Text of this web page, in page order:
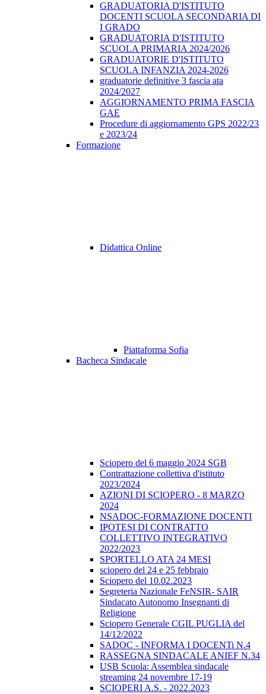
GRADUATORIA D'ISTITUTO
DOCENTI SCUOLA SECONDARIA DI
I GRADO
GRADUATORIA D'ISTITUTO
SCUOLA PRIMARIA 2024/2026
GRADUATORIE D'ISTITUTO
SCUOLA INFANZIA 2024-2026
graduatorie definitive 3 fascia ata
2024/2027
AGGIORNAMENTO PRIMA FASCIA
GAE
Procedure di aggiornamento GPS 2022/23
e 2023/24
Formazione
Didattica Online
Piattaforma Sofia
Bacheca Sindacale
Sciopero del 6 maggio 2024 SGB
Contrattazione collettiva d'istituto
2023/2024
AZIONI DI SCIOPERO - 8 MARZO
2024
NSADOC-FORMAZIONE DOCENTI
IPOTESI DI CONTRATTO
COLLETTIVO INTEGRATIVO
2022/2023
SPORTELLO ATA 24 MESI
sciopero del 24 e 25 febbraio
Sciopero del 10.02.2023
Segreteria Nazionale FeNSIR- SAIR
Sindacato Autonomo Insegnanti di
Religione
Sciopero Generale CGIL PUGLIA del
14/12/2022
SADOC - INFORMA I DOCENTi N.4
RASSEGNA SINDACALE ANIEF N.34
USB Scuola: Assemblea sindacale
streaming 24 novembre 17-19
SCIOPERI A.S. - 2022.2023